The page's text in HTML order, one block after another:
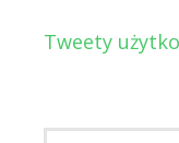
Tweety